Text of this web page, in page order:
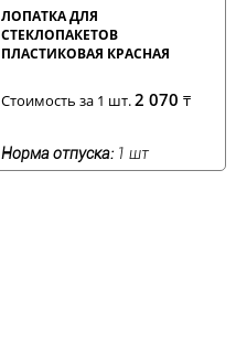
ЛОПАТКА ДЛЯ
СТЕКЛОПАКЕТОВ
ПЛАСТИКОВАЯ КРАСНАЯ
Стоимость за 1 шт.2 070₸
Норма отпуска: 1 шт